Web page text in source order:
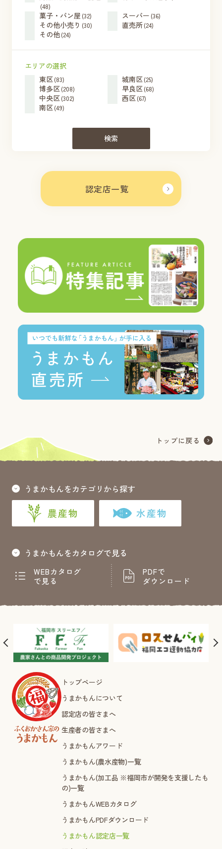
認定店一覧
(48)
菓子・パン屋 (32) スーパー (36)
その他小売り (30) 直売所(24)
その他(24)
エリアの選択
東区(83) 城南区(25)
博多区(208) 早良区(68)
中央区(302) 西区(67)
南区(49)
検索
うまかもんをカテゴリから探す
農産物 水産物
うまかもんをカタログで見る
WEBカタログ
で見る
PDFで
ダウンロード
トップページ
うまかもんについて
認定店の皆さまへ
生産者の皆さまへ
うまかもんアワード
うまかもん(農水産物)一覧
うまかもん(加工品 ※福岡市が開発を支援したも
の)一覧
うまかもんWEBカタログ
うまかもんPDFダウンロード
うまかもん認定店一覧